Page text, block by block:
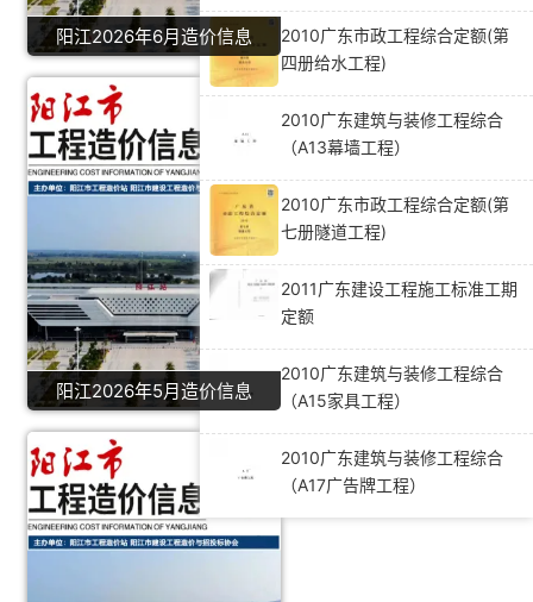
阳江2026年6月造价信息
阳江2026年5月造价信息
2010广东市政工程综合定额(第
四册给水工程)
2010广东建筑与装修工程综合
（A13幕墙工程）
2010广东市政工程综合定额(第
七册隧道工程)
2011广东建设工程施工标准工期
定额
2010广东建筑与装修工程综合
（A15家具工程）
2010广东建筑与装修工程综合
（A17广告牌工程）